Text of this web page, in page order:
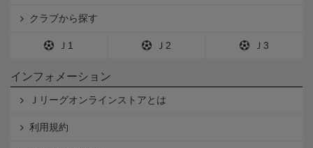
クラブから探す
Ｊ1 Ｊ2 Ｊ3
インフォメーション
Ｊリーグオンラインストアとは
利用規約